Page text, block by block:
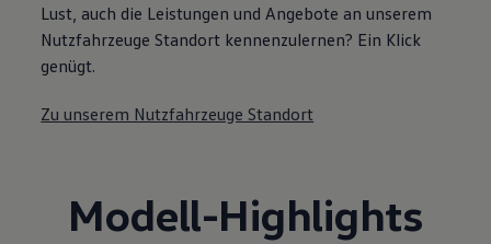
Lust, auch die Leistungen und Angebote an unserem
Nutzfahrzeuge Standort kennenzulernen? Ein Klick
genügt.
Zu unserem Nutzfahrzeuge Standort
Modell-Highlights